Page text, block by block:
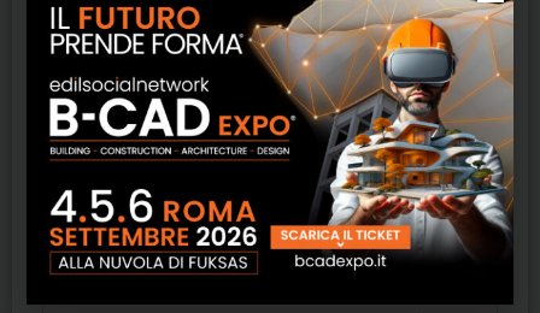
installato richiede uno spazio netto di circa 8
10 mq per moduli a silicio cristallino
complanari alle coperture degli edifici;
occorre invece uno spazio maggiore per
moduli disposti in più file su superfici piane
per ridurre gli ombreggiamenti.
In Italia l’esposizione ottimale per moduli
fissi è verso sud con una inclinazione di circa